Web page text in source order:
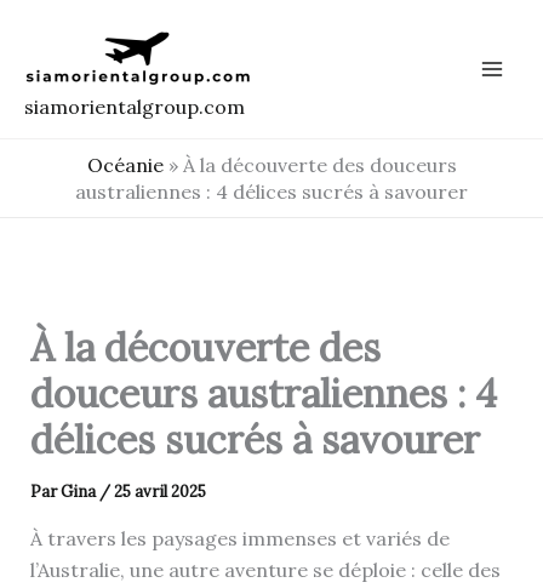
contenu
siamorientalgroup.com
Océanie» À la découverte des douceurs
australiennes : 4 délices sucrés à savourer
À la découverte des
douceurs australiennes : 4
délices sucrés à savourer
ParGina /25 avril 2025
À travers les paysages immenses et variés de
l’Australie, une autre aventure se déploie : celle des